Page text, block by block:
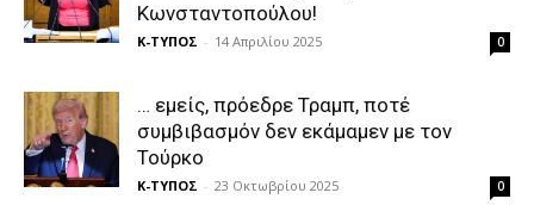
Κωνσταντοπούλου!
Κ-ΤΥΠΟΣ - 14 Απριλίου 2025 0
… εμείς, πρόεδρε Τραμπ, ποτέ
συμβιβασμόν δεν εκάμαμεν με τον
Τούρκο
Κ-ΤΥΠΟΣ - 23 Οκτωβρίου 2025 0